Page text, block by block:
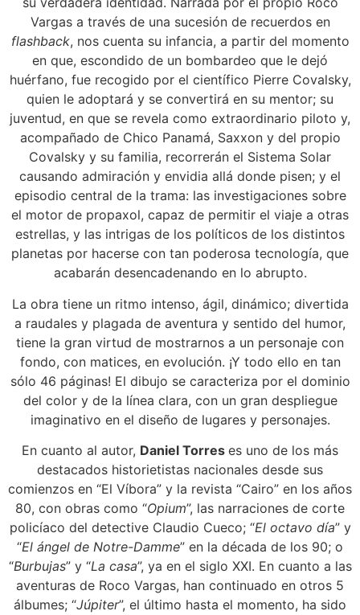
Vargas a través de una sucesión de recuerdos en
flashback, nos cuenta su infancia, a partir del momento
en que, escondido de un bombardeo que le dejó
huérfano, fue recogido por el científico Pierre Covalsky,
quien le adoptará y se convertirá en su mentor; su
juventud, en que se revela como extraordinario piloto y,
acompañado de Chico Panamá, Saxxon y del propio
Covalsky y su familia, recorrerán el Sistema Solar
causando admiración y envidia allá donde pisen; y el
episodio central de la trama: las investigaciones sobre
el motor de propaxol, capaz de permitir el viaje a otras
estrellas, y las intrigas de los políticos de los distintos
planetas por hacerse con tan poderosa tecnología, que
acabarán desencadenando en lo abrupto.
La obra tiene un ritmo intenso, ágil, dinámico; divertida
a raudales y plagada de aventura y sentido del humor,
tiene la gran virtud de mostrarnos a un personaje con
fondo, con matices, en evolución. ¡Y todo ello en tan
sólo 46 páginas! El dibujo se caracteriza por el dominio
del color y de la línea clara, con un gran despliegue
imaginativo en el diseño de lugares y personajes.
En cuanto al autor, Daniel Torres es uno de los más
destacados historietistas nacionales desde sus
comienzos en “El Víbora” y la revista “Cairo” en los años
80, con obras como “Opium”, las narraciones de corte
policíaco del detective Claudio Cueco; “El octavo día” y
“El ángel de Notre-Damme” en la década de los 90; o
“Burbujas” y “La casa”, ya en el siglo XXI. En cuanto a las
aventuras de Roco Vargas, han continuado en otros 5
álbumes; “Júpiter”, el último hasta el momento, ha sido